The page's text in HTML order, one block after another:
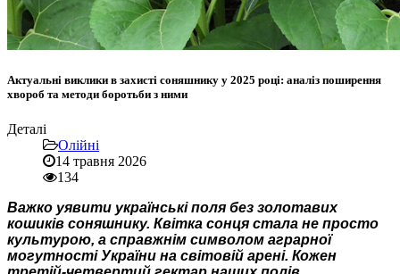
Актуальні виклики в захисті соняшнику у 2025 році: аналіз поширення
хвороб та методи боротьби з ними
Деталі
Олійні
14 травня 2026
134
Важко уявити українські поля без золотавих
кошиків соняшнику. Квітка сонця стала не просто
культурою, а справжнім символом аграрної
могутності України на світовій арені. Кожен